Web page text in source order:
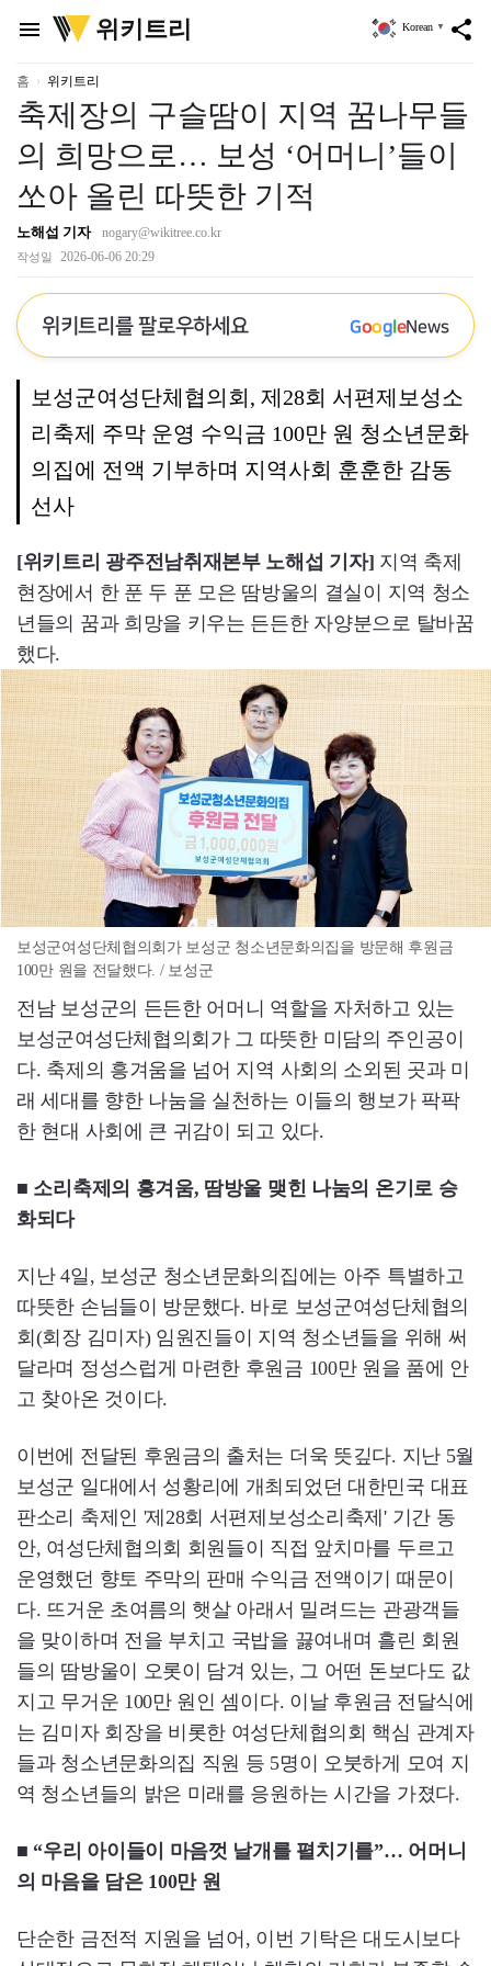
menu
위
키
리
위키트리 share
Korean ▼
홈 위키트리
축제장의 구슬땀이 지역 꿈나무들
의 희망으로… 보성 ‘어머니’들이
쏘아 올린 따뜻한 기적
노해섭 기자 nogary@wikitree.co.kr
작성일 2026-06-06 20:29
위키트리를 팔로우하세요 GoogleNews
보성군여성단체협의회, 제28회 서편제보성소
리축제 주막 운영 수익금 100만 원 청소년문화
의집에 전액 기부하며 지역사회 훈훈한 감동
선사
[위키트리 광주전남취재본부 노해섭 기자] 지역 축제
현장에서 한 푼 두 푼 모은 땀방울의 결실이 지역 청소
년들의 꿈과 희망을 키우는 든든한 자양분으로 탈바꿈
했다.
보성군여성단체협의회가 보성군 청소년문화의집을 방문해 후원금
100만 원을 전달했다. / 보성군
전남 보성군의 든든한 어머니 역할을 자처하고 있는
보성군여성단체협의회가 그 따뜻한 미담의 주인공이
다. 축제의 흥겨움을 넘어 지역 사회의 소외된 곳과 미
래 세대를 향한 나눔을 실천하는 이들의 행보가 팍팍
한 현대 사회에 큰 귀감이 되고 있다.
■ 소리축제의 흥겨움, 땀방울 맺힌 나눔의 온기로 승
화되다
지난 4일, 보성군 청소년문화의집에는 아주 특별하고
따뜻한 손님들이 방문했다. 바로 보성군여성단체협의
회(회장 김미자) 임원진들이 지역 청소년들을 위해 써
달라며 정성스럽게 마련한 후원금 100만 원을 품에 안
고 찾아온 것이다.
이번에 전달된 후원금의 출처는 더욱 뜻깊다. 지난 5월
보성군 일대에서 성황리에 개최되었던 대한민국 대표
판소리 축제인 '제28회 서편제보성소리축제' 기간 동
안, 여성단체협의회 회원들이 직접 앞치마를 두르고
운영했던 향토 주막의 판매 수익금 전액이기 때문이
다. 뜨거운 초여름의 햇살 아래서 밀려드는 관광객들
을 맞이하며 전을 부치고 국밥을 끓여내며 흘린 회원
들의 땀방울이 오롯이 담겨 있는, 그 어떤 돈보다도 값
지고 무거운 100만 원인 셈이다. 이날 후원금 전달식에
는 김미자 회장을 비롯한 여성단체협의회 핵심 관계자
들과 청소년문화의집 직원 등 5명이 오붓하게 모여 지
역 청소년들의 밝은 미래를 응원하는 시간을 가졌다.
■ “우리 아이들이 마음껏 날개를 펼치기를”… 어머니
의 마음을 담은 100만 원
단순한 금전적 지원을 넘어, 이번 기탁은 대도시보다